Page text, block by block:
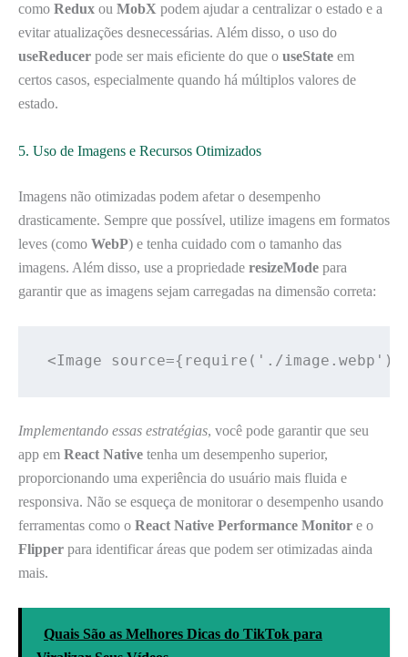
como Redux ou MobX podem ajudar a centralizar o estado e a
evitar atualizações desnecessárias. Além disso, o uso do
useReducer pode ser mais eficiente do que o useState em
certos casos, especialmente quando há múltiplos valores de
estado.
5. Uso de Imagens e Recursos Otimizados
Imagens não otimizadas podem afetar o desempenho
drasticamente. Sempre que possível, utilize imagens em formatos
leves (como WebP) e tenha cuidado com o tamanho das
imagens. Além disso, use a propriedade resizeMode para
garantir que as imagens sejam carregadas na dimensão correta:
<Image source={require('./
Implementando essas estratégias, você pode garantir que seu
app em React Native tenha um desempenho superior,
proporcionando uma experiência do usuário mais fluida e
responsiva. Não se esqueça de monitorar o desempenho usando
ferramentas como o React Native Performance Monitor e o
Flipper para identificar áreas que podem ser otimizadas ainda
mais.
Quais São as Melhores Dicas do TikTok para